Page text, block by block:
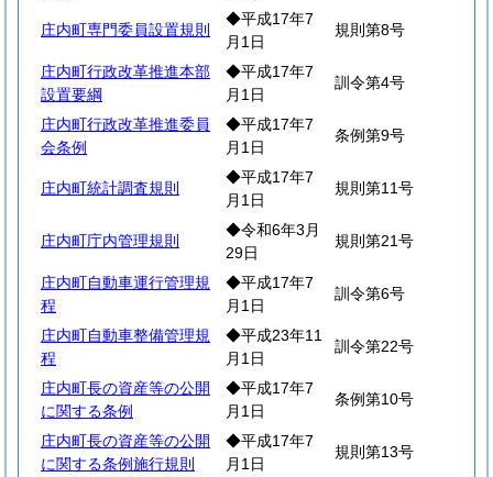
庄内町専門委員設置規則
◆平成17年7
月1日
規則第8号
庄内町行政改革推進本部
設置要綱
◆平成17年7
月1日
訓令第4号
庄内町行政改革推進委員
会条例
◆平成17年7
月1日
条例第9号
庄内町統計調査規則
◆平成17年7
月1日
規則第11号
庄内町庁内管理規則
◆令和6年3月
29日
規則第21号
庄内町自動車運行管理規
程
◆平成17年7
月1日
訓令第6号
庄内町自動車整備管理規
程
◆平成23年11
月1日
訓令第22号
庄内町長の資産等の公開
に関する条例
◆平成17年7
月1日
条例第10号
庄内町長の資産等の公開
に関する条例施行規則
◆平成17年7
月1日
規則第13号